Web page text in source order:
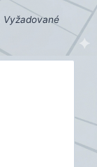
Vyžadované